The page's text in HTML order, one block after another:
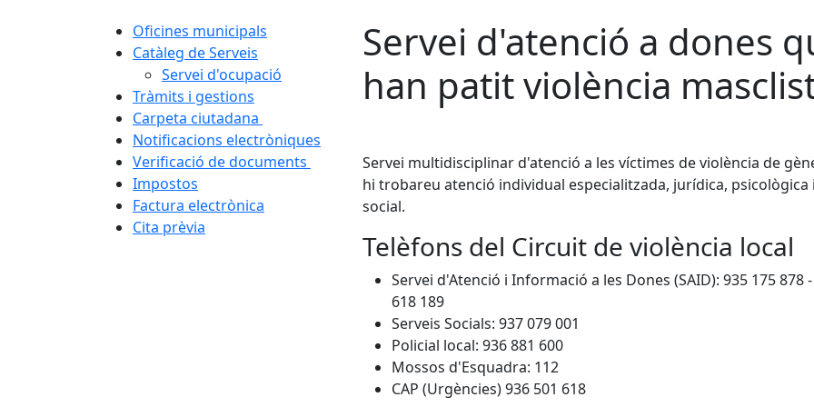
Oficines municipals
Catàleg de Serveis
Servei d'ocupació
Tràmits i gestions
Carpeta ciutadana
Notificacions electròniques
Verificació de documents
Impostos
Factura electrònica
Cita prèvia
Servei d'atenció a dones
han patit violència
Servei multidisciplinar d'atenció a les víctimes de violència de
hi trobareu atenció individual especialitzada, jurídica, psicològica i
social.
Telèfons del Circuit de violència local
Servei d'Atenció i Informació a les Dones (SAID): 935 175 878
618 189
Serveis Socials: 937 079 001
Policial local: 936 881 600
Mossos d'Esquadra: 112
CAP (Urgències) 936 501 618